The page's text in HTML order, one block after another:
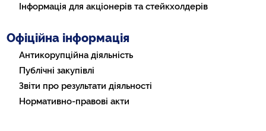
Інформація для акціонерів та стейкхолдерів
Офіційна інформація
Антикорупційна діяльність
Публічні закупівлі
Звіти про результати діяльності
Нормативно-правові акти